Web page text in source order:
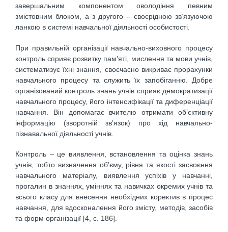
завершальним компонентом оволодіння певним
змістовним блоком, а з другого – своєрідною зв’язуючою
ланкою в системі навчальної діяльності особистості.
При правильній організації навчально-виховного процесу
контроль сприяє розвитку пам’яті, мислення та мови учнів,
систематизує їхні знання, своєчасно викриває прорахунки
навчального процесу та служить їх запобіганню. Добре
організований контроль знань учнів сприяє демократизації
навчального процесу, його інтенсифікації та диференціації
навчання. Він допомагає вчителю отримати об’єктивну
інформацію (зворотній зв’язок) про хід навчально-
пізнавальної діяльності учнів.
Контроль – це виявлення, встановлення та оцінка знань
учнів, тобто визначення об’єму, рівня та якості засвоєння
навчального матеріалу, виявлення успіхів у навчанні,
прогалин в знаннях, уміннях та навичках окремих учнів та
всього класу для внесення необхідних коректив в процес
навчання, для вдосконалення його змісту, методів, засобів
та форм організації [4, с. 186].